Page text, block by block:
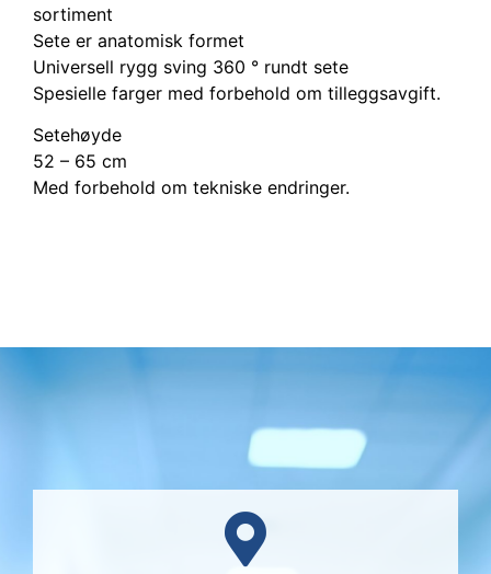
sortiment
Sete er anatomisk formet
Universell rygg sving 360 ° rundt sete
Spesielle farger med forbehold om tilleggsavgift.
Setehøyde
52 – 65 cm
Med forbehold om tekniske endringer.